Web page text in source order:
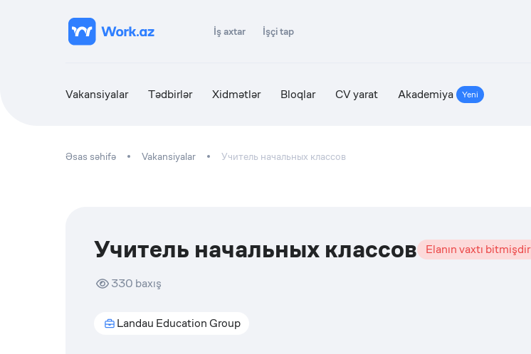
İş axtar İşçi tap
Vakansiyalar Tədbirlər Xidmətlər Bloqlar CV yarat Akademiya Yeni
Əsas səhifə Vakansiyalar Учитель начальных классов
Учитель начальных классов Elanın vaxtı bitmişdir
330 baxış
Landau Education Group